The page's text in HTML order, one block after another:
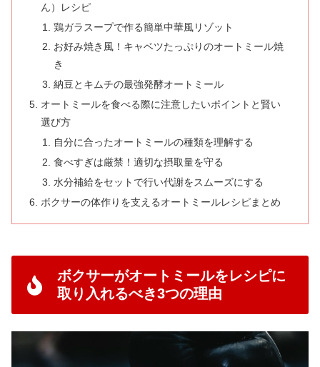
ん）レシピ
鶏ガラスープで作る簡単中華風リゾット
お好み焼き風！キャベツたっぷりのオートミール焼
き
納豆とキムチの最強発酵オートミール
オートミールを食べる際に注意したいポイントと賢い
選び方
自分に合ったオートミールの種類を理解する
食べすぎは厳禁！適切な摂取量を守る
水分補給をセットで行い代謝をスムーズにする
ボクサーの体作りを支えるオートミールレシピまとめ
ボクサーがオートミールをレシピに
取り入れるべき3つの理由